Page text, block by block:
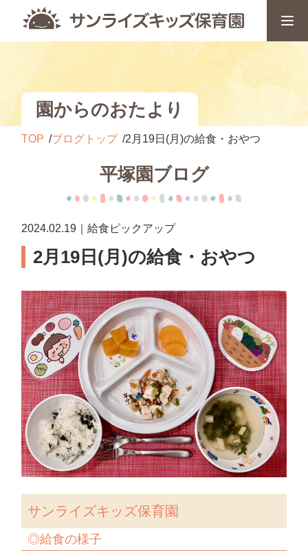
園からのおたより
TOP ブログトップ 2月19日(月)の給食・おやつ
平塚園ブログ
2024.02.19｜給食ピックアップ
2月19日(月)の給食・おやつ
サンライズキッズ保育園
◎給食の様子